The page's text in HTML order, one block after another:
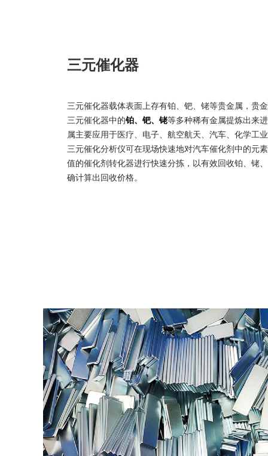
三元催化器
三元催化器载体表面上存有铂、钯、铑等贵金属，贵
三元催化器中的铂、钯、铑等多种稀有金属提炼出来
属主要应用于医疗、电子、航空航天、汽车、化学工
三元催化分析仪可在现场快速地对汽车催化剂中的元
值的催化剂转化器进行快速分拣，以有效回收铂、铑
确计算出回收价格。